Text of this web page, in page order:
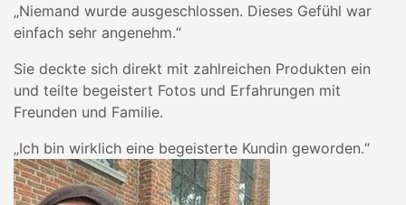
„Niemand wurde ausgeschlossen. Dieses Gefühl war
einfach sehr angenehm.“
Sie deckte sich direkt mit zahlreichen Produkten ein
und teilte begeistert Fotos und Erfahrungen mit
Freunden und Familie.
„Ich bin wirklich eine begeisterte Kundin geworden.“